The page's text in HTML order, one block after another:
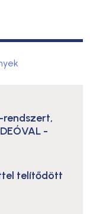
rendszert,
-
telítődött